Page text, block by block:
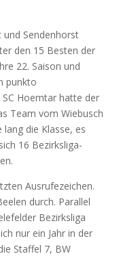
Sendenhorst
den 15 Besten der
22. Saison und
punkto
Hoemtar hatte der
Team vom Wiebusch
die Klasse, es
16 Bezirksliga-
Ausrufezeichen.
durch. Parallel
Bezirksliga
nur ein Jahr in der
Staffel 7, BW